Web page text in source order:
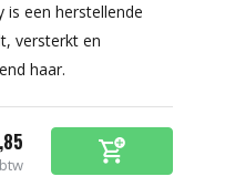
is een herstellende
versterkt en
haar.